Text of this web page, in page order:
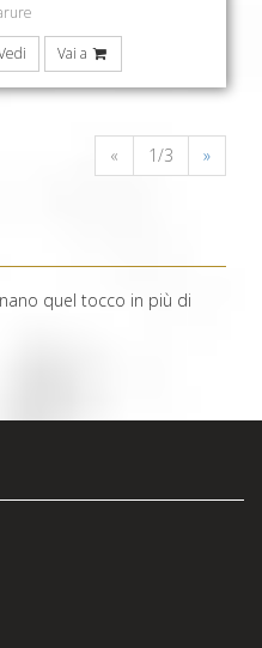
Vai a
« 1/3 »
quel tocco in più di